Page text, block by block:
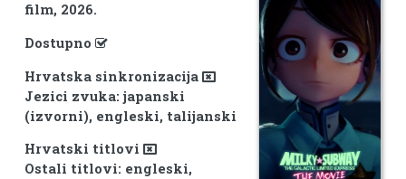
film, 2026.
Dostupno
Hrvatska sinkronizacija
Jezici zvuka: japanski
(izvorni), engleski, talijanski
Hrvatski titlovi
Ostali titlovi: engleski,